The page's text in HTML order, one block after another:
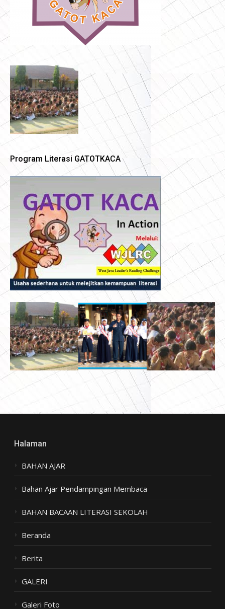
Program Literasi GATOTKACA
Halaman
BAHAN AJAR
Bahan Ajar Pendampingan Membaca
BAHAN BACAAN LITERASI SEKOLAH
Beranda
Berita
GALERI
Galeri Foto